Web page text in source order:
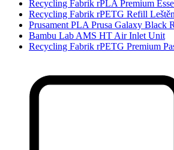
Recycling Fabrik rPLA Premium
Recycling Fabrik rPETG Refill
Prusament PLA Prusa Galaxy Black
Bambu Lab AMS HT Air Inlet Unit
Recycling Fabrik rPETG Premium